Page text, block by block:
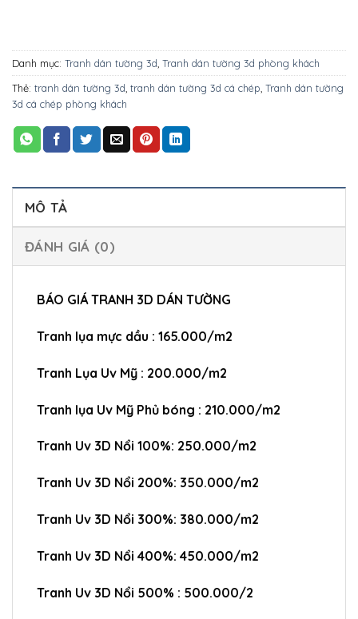
Danh mục: Tranh dán tường 3d Tranh dán tường 3d phòng khách
Thẻ: tranh dán tường 3d tranh dán tường 3d cá chép Tranh dán tường
3d cá chép phòng khách
MÔ TẢ
ĐÁNH GIÁ (0)
BÁO GIÁ TRANH 3D DÁN TƯỜNG
Tranh lụa mực dầu : 165.000/m2
Tranh Lụa Uv Mỹ : 200.000/m2
Tranh lụa Uv Mỹ Phủ bóng : 210.000/m2
Tranh Uv 3D Nổi 100%: 250.000/m2
Tranh Uv 3D Nổi 200%: 350.000/m2
Tranh Uv 3D Nổi 300%: 380.000/m2
Tranh Uv 3D Nổi 400%: 450.000/m2
Tranh Uv 3D Nổi 500% : 500.000/2